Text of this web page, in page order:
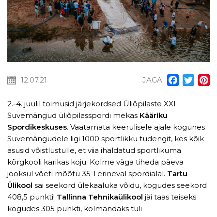
12.07.21 JAGA Facebook
2.-4. juulil toimusid järjekordsed Üliõpilaste XXI
Suvemängud üliõpilasspordi mekas Kääriku
Spordikeskuses. Vaatamata keerulisele ajale kogunes
Suvemängudele ligi 1000 sportlikku tudengit, kes kõik
asusid võistlustulle, et viia ihaldatud sportlikuma
kõrgkooli karikas koju. Kolme väga tiheda päeva
jooksul võeti mõõtu 35-l erineval spordialal. Tartu
Ülikool sai seekord ülekaaluka võidu, kogudes seekord
408,5 punkti! Tallinna Tehnikaülikool jäi taas teiseks
kogudes 305 punkti, kolmandaks tuli